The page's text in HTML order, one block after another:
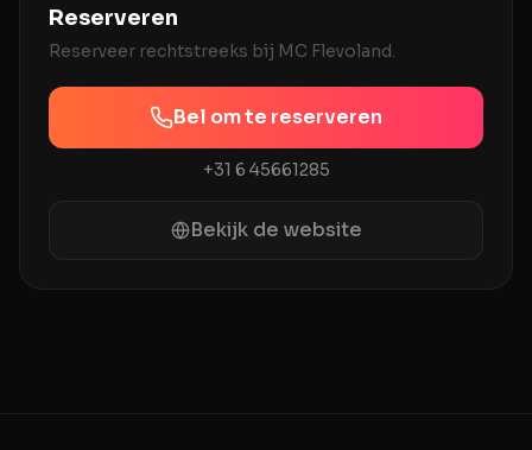
Reserveren
Reserveer rechtstreeks bij MC Flevoland
Bel om te reserveren
+31 6 45661285
Bekijk de website